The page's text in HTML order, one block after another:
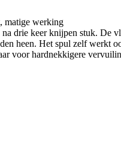
matige werking
drie keer knijpen stuk. De
heen. Het spul zelf werkt
voor hardnekkigere